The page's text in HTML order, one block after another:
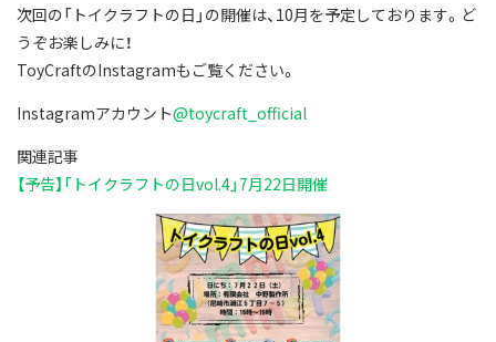
次回の「トイクラフトの日」の開催は、10月を予定しております。ど
うぞお楽しみに！
ToyCraftのInstagramもご覧ください。
Instagramアカウント@toycraft_official
関連記事
【予告】「トイクラフトの日vol.4」7月22日開催